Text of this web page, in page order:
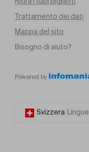
Ritira i tuoi biglietti
Trattamento dei dati
Mappa del sito
Bisogno di aiuto?
Powered by
Svizzera Lingue